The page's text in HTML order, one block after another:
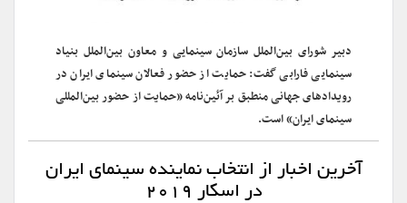
دبیر شورای بین‌الملل سازمان سینمایی و معاون بین‌الملل بنیاد
سینمایی فارابی گفت: حمایت از حضور فعالان سینمای ایران در
رویدادهای جهانی منطبق بر آئین‌نامه «حمایت از حضور بین‌المللی
سینمای ایران» است.
آخرین اخبار از انتخاب نماینده سینمای ایران
در اسکار ۲۰۱۹